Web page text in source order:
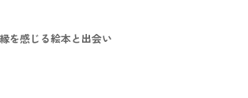
を感じる絵本と出会い